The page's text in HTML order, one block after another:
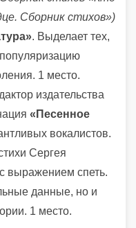
Сборник стихов»)
. Выделает тех,
1 место.
издательства
«Песенное
вокалистов.
Сергея
выражением спеть.
данные, но и
1 место.